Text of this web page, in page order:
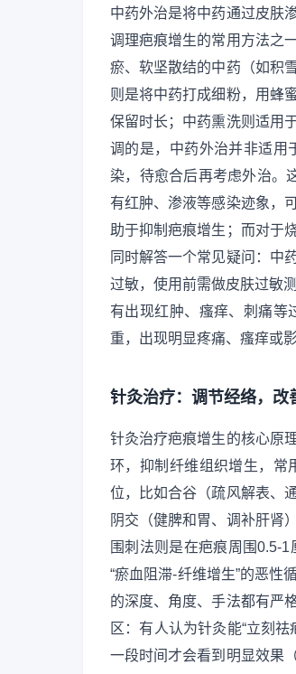
中药外治是将中药通过皮肤
调理疤痕增生的常用方法之
瘀、软坚散结的中药（如积
则是将中药打成细粉，用蜂
保留时长；中药熏洗则适用
调的是，中药外治并非适用
染，待愈合后再考虑外治。
有红肿、渗液等感染迹象，
助于抑制疤痕增生；而对于
同时解答一个常见疑问：中
过敏，使用前需做皮肤过敏
有出现红肿、瘙痒、刺痛等
重，出现明显疼痛、瘙痒或
针灸治疗：调节经络，改
针灸治疗疤痕增生的核心原
环，抑制纤维组织增生，常
位，比如合谷（疏风解表、
阴交（健脾和胃、调补肝肾
围刺法则是在疤痕周围0.5-
“瘀血阻滞-纤维增生”的恶性
的深度、角度、手法都有严
区：有人认为针灸能“立刻
一段时间才会看到明显效果